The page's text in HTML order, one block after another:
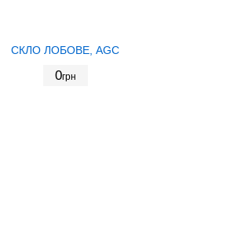
СКЛО ЛОБОВЕ, AGC
0грн